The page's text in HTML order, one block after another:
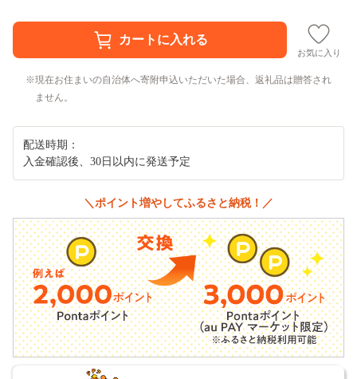
お気に入り
現在お住まいの自治体へ寄附申込いただいた場合、返礼品は贈答され
ません。
配送時期：
入金確認後、30日以内に発送予定
＼ポイント増やしてふるさと納税！／